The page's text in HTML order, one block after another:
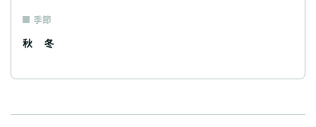
季節
秋 冬